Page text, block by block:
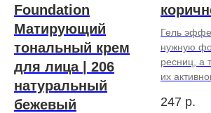
Foundation
Матирующий
тональный крем
для лица | 206
натуральный
бежевый
Гель
нужную
ресниц, а
их
247 р.